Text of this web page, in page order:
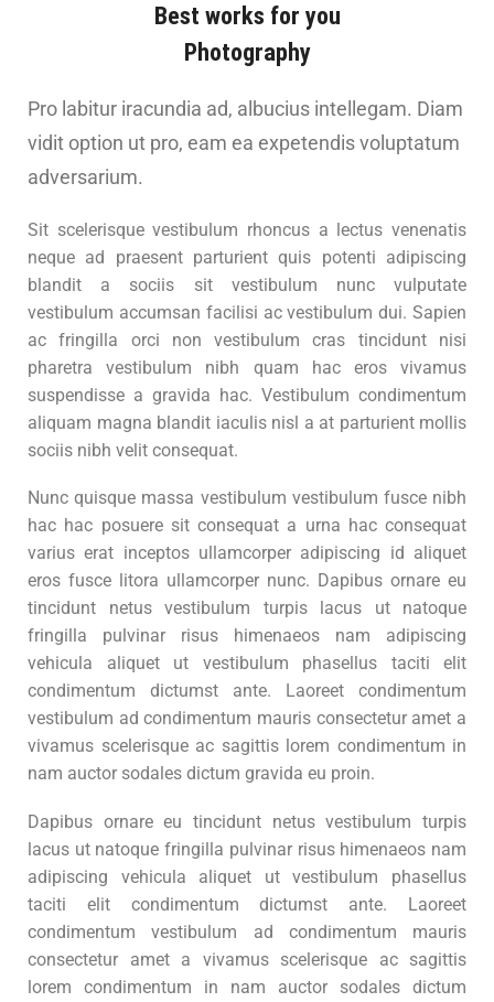
Best works for you
Photography
Pro labitur iracundia ad, albucius intellegam. Diam
vidit option ut pro, eam ea expetendis voluptatum
adversarium.
Sit scelerisque vestibulum rhoncus a lectus venenatis
neque ad praesent parturient quis potenti adipiscing
blandit a sociis sit vestibulum nunc vulputate
vestibulum accumsan facilisi ac vestibulum dui. Sapien
ac fringilla orci non vestibulum cras tincidunt nisi
pharetra vestibulum nibh quam hac eros vivamus
suspendisse a gravida hac. Vestibulum condimentum
aliquam magna blandit iaculis nisl a at parturient mollis
sociis nibh velit consequat.
Nunc quisque massa vestibulum vestibulum fusce nibh
hac hac posuere sit consequat a urna hac consequat
varius erat inceptos ullamcorper adipiscing id aliquet
eros fusce litora ullamcorper nunc. Dapibus ornare eu
tincidunt netus vestibulum turpis lacus ut natoque
fringilla pulvinar risus himenaeos nam adipiscing
vehicula aliquet ut vestibulum phasellus taciti elit
condimentum dictumst ante. Laoreet condimentum
vestibulum ad condimentum mauris consectetur amet a
vivamus scelerisque ac sagittis lorem condimentum in
nam auctor sodales dictum gravida eu proin.
Dapibus ornare eu tincidunt netus vestibulum turpis
lacus ut natoque fringilla pulvinar risus himenaeos nam
adipiscing vehicula aliquet ut vestibulum phasellus
taciti elit condimentum dictumst ante. Laoreet
condimentum vestibulum ad condimentum mauris
consectetur amet a vivamus scelerisque ac sagittis
lorem condimentum in nam auctor sodales dictum